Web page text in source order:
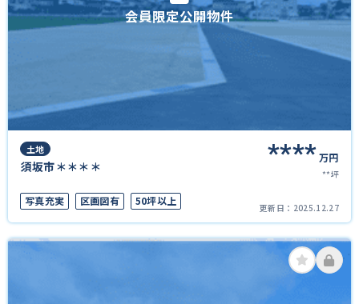
会員限定公開物件
土地
須坂市＊＊＊＊ ****万円
**坪
写真充実 区画図有 50坪以上
更新日： 2025.12.27